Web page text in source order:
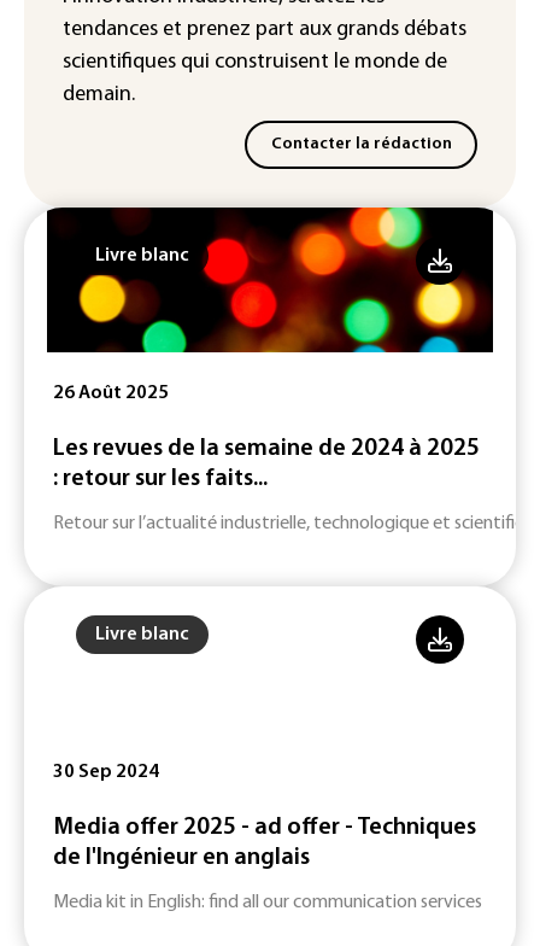
tendances et prenez part aux grands débats
scientifiques qui construisent le monde de
demain.
Contacter la rédaction
Livre blanc
26 Août 2025
Les revues de la semaine de 2024 à 2025
: retour sur les faits...
Retour sur l’actualité industrielle, technologique et
Livre blanc
30 Sep 2024
Media offer 2025 - ad offer - Techniques
de l'Ingénieur en anglais
Media kit in English: find all our communication services